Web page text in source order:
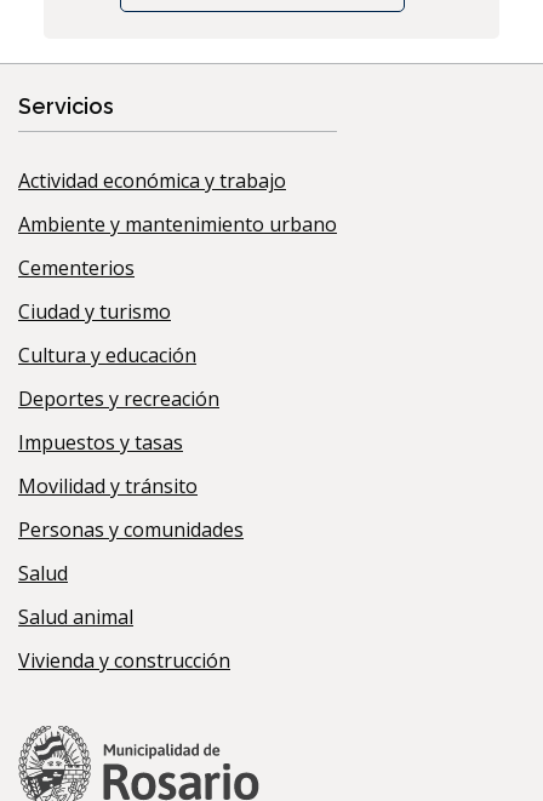
Servicios
Actividad económica y trabajo
Ambiente y mantenimiento urbano
Cementerios
Ciudad y turismo
Cultura y educación
Deportes y recreación
Impuestos y tasas
Movilidad y tránsito
Personas y comunidades
Salud
Salud animal
Vivienda y construcción